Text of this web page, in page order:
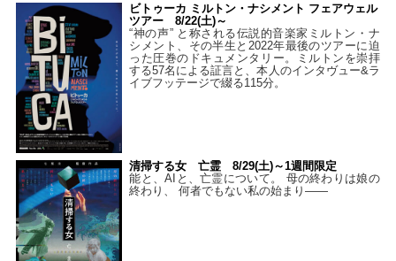
ビトゥーカ ミルトン・ナシメント フェアウェル
ツアー 8/22(土)～
“神の声” と称される伝説的音楽家ミルトン・ナ
シメント、その半生と2022年最後のツアーに迫
った圧巻のドキュメンタリー。ミルトンを崇拝
する57名による証言と、本人のインタヴュー&ラ
イブフッテージで綴る115分。
清掃する女 亡霊 8/29(土)～1週間限定
能と、AIと、亡霊について。 母の終わりは娘の
終わり、 何者でもない私の始まり――